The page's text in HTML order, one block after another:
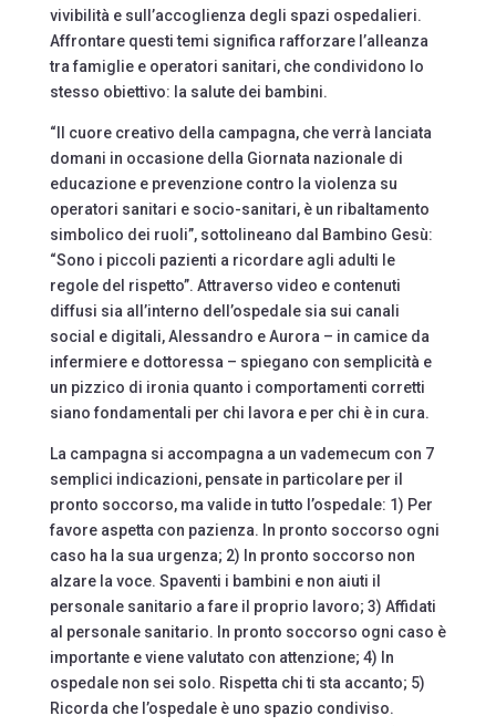
vivibilità e sull’accoglienza degli spazi ospedalieri.
Affrontare questi temi significa rafforzare l’alleanza
tra famiglie e operatori sanitari, che condividono lo
stesso obiettivo: la salute dei bambini.
“Il cuore creativo della campagna, che verrà lanciata
domani in occasione della Giornata nazionale di
educazione e prevenzione contro la violenza su
operatori sanitari e socio-sanitari, è un ribaltamento
simbolico dei ruoli”, sottolineano dal Bambino Gesù:
“Sono i piccoli pazienti a ricordare agli adulti le
regole del rispetto”. Attraverso video e contenuti
diffusi sia all’interno dell’ospedale sia sui canali
social e digitali, Alessandro e Aurora – in camice da
infermiere e dottoressa – spiegano con semplicità e
un pizzico di ironia quanto i comportamenti corretti
siano fondamentali per chi lavora e per chi è in cura.
La campagna si accompagna a un vademecum con 7
semplici indicazioni, pensate in particolare per il
pronto soccorso, ma valide in tutto l’ospedale: 1) Per
favore aspetta con pazienza. In pronto soccorso ogni
caso ha la sua urgenza; 2) In pronto soccorso non
alzare la voce. Spaventi i bambini e non aiuti il
personale sanitario a fare il proprio lavoro; 3) Affidati
al personale sanitario. In pronto soccorso ogni caso è
importante e viene valutato con attenzione; 4) In
ospedale non sei solo. Rispetta chi ti sta accanto; 5)
Ricorda che l’ospedale è uno spazio condiviso.